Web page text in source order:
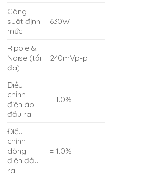
Công
suất định
mức
630W
Ripple &
Noise (tối
đa)
240mVp-p
Điều
chỉnh
điện áp
đầu ra
± 1.0%
Điều
chỉnh
dòng
điện đầu
ra
± 1.0%